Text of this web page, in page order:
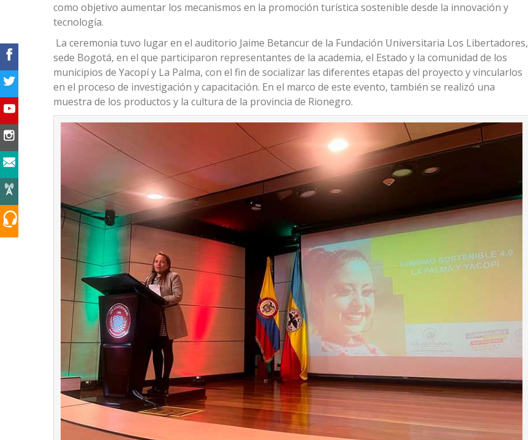
como objetivo aumentar los mecanismos en la promoción turística sostenible desde la innovación y
tecnología.
La ceremonia tuvo lugar en el auditorio Jaime Betancur de la Fundación Universitaria Los Libertadores,
sede Bogotá, en el que participaron representantes de la academia, el Estado y la comunidad de los
municipios de Yacopí y La Palma, con el fin de socializar las diferentes etapas del proyecto y vincularlos
en el proceso de investigación y capacitación. En el marco de este evento, también se realizó una
muestra de los productos y la cultura de la provincia de Rionegro.